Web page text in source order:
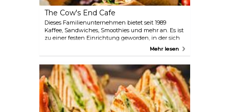
The Cow's End Cafe
Dieses Familienunternehmen bietet seit 1989
Kaffee, Sandwiches, Smoothies und mehr an. Es ist
zu einer festen Einrichtung geworden, in der sich
die Einwohner gerne aufhalten und einen Kaffee
dem man den ganzen Tag über Frühstück, Wraps
und Salate bekommt.
Mehr lesen